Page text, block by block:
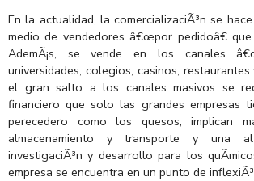
En la actualidad, la comercializaciÃ³n se
medio de vendedores â€œpor pedidoâ€ que
AdemÃ¡s, se vende en los canales
universidades, colegios, casinos,
el gran salto a los canales masivos se
financiero que solo las grandes empresas
perecedero como los quesos, implican
almacenamiento y transporte y una
investigaciÃ³n y desarrollo para los
empresa se encuentra en un punto de